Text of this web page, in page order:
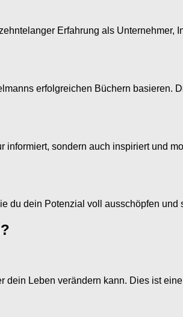
Erfahrung als
erfolgreichen Büchern basieren.
sondern auch inspiriert und
du dein Potenzial voll ausschöpfen
dein Leben verändern kann. Dies ist